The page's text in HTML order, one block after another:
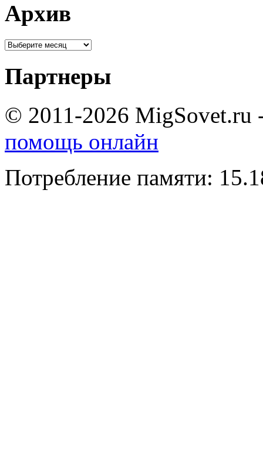
Архив
Партнеры
© 2011-2026 MigSovet.ru
помощь онлайн
Потребление памяти: